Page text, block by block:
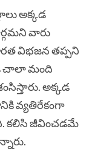
అక్కడ
వారు
విభజన తప్పని
చాలా మంది
అక్కడ
వ్యతిరేకంగా
కలిసి జీవించడమే